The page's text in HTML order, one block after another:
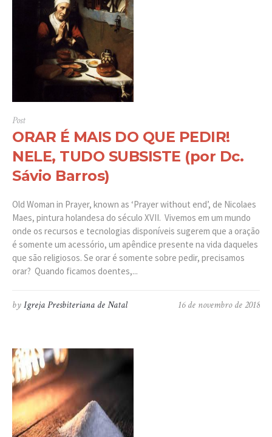
Post
ORAR É MAIS DO QUE PEDIR!
NELE, TUDO SUBSISTE (por Dc.
Sávio Barros)
Old Woman in Prayer, known as ‘Prayer without end’, de Nicolaes
Maes, pintura holandesa do século XVII. Vivemos em um mundo
onde os recursos e tecnologias disponíveis sugerem que a oração
é somente um acessório, um apêndice presente na vida daqueles
que são religiosos. Se orar é somente sobre pedir, precisamos
orar? Quando ficamos doentes,...
16 de novembro de 2018
byIgreja Presbiteriana de Natal